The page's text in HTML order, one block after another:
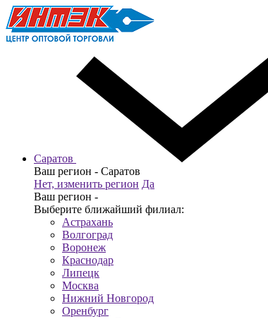
Саратов
Ваш регион - Саратов
Нет, изменить регион Да
Ваш регион -
Выберите ближайший филиал:
Астрахань
Волгоград
Воронеж
Краснодар
Липецк
Москва
Нижний Новгород
Оренбург